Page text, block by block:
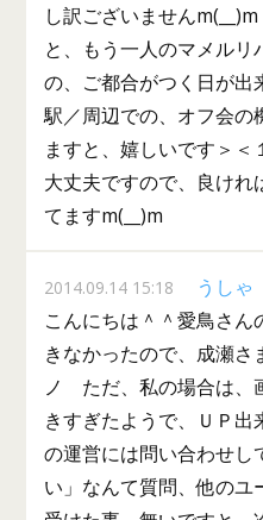
し訳ございません
と、もう一人のマメル
の、ご都合がつく日が出
駅／周辺での、オフ会の
ますと、嬉しいです＞
大丈夫ですので、良けれ
てますm(__)m
2014.09.14 15:18
うしゃ
こんにちは＾＾愛鳥さ
きなかったので、成瀬さ
ノ ただ、私の場合は、
きすぎたようで、ＵＰ出
の運営には問い合わせし
い」なんて質問、他のユ